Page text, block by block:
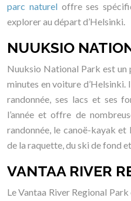
parc naturel offre ses
explorer au départ d’Helsinki.
NUUKSIO
Nuuksio National Park est un
minutes en voiture d’Helsinki.
randonnée, ses lacs et ses
l’année et offre de
randonnée, le canoë-kayak
de la raquette, du ski de fond
VANTAA RIVER
Le Vantaa River Regional